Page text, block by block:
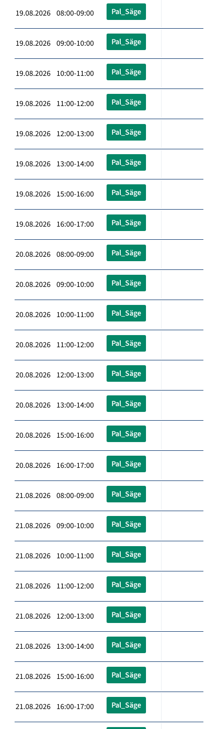
19.08.2026 08:00-09:00 Pal_Säge
19.08.2026 09:00-10:00 Pal_Säge
19.08.2026 10:00-11:00 Pal_Säge
19.08.2026 11:00-12:00 Pal_Säge
19.08.2026 12:00-13:00 Pal_Säge
19.08.2026 13:00-14:00 Pal_Säge
19.08.2026 15:00-16:00 Pal_Säge
19.08.2026 16:00-17:00 Pal_Säge
20.08.2026 08:00-09:00 Pal_Säge
20.08.2026 09:00-10:00 Pal_Säge
20.08.2026 10:00-11:00 Pal_Säge
20.08.2026 11:00-12:00 Pal_Säge
20.08.2026 12:00-13:00 Pal_Säge
20.08.2026 13:00-14:00 Pal_Säge
20.08.2026 15:00-16:00 Pal_Säge
20.08.2026 16:00-17:00 Pal_Säge
21.08.2026 08:00-09:00 Pal_Säge
21.08.2026 09:00-10:00 Pal_Säge
21.08.2026 10:00-11:00 Pal_Säge
21.08.2026 11:00-12:00 Pal_Säge
21.08.2026 12:00-13:00 Pal_Säge
21.08.2026 13:00-14:00 Pal_Säge
21.08.2026 15:00-16:00 Pal_Säge
21.08.2026 16:00-17:00 Pal_Säge